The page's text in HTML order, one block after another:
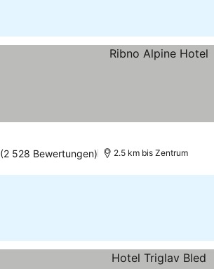
(2 528 Bewertungen) 2.5 km bis Zentrum